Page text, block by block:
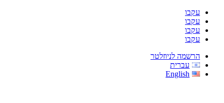
עקבו
עקבו
עקבו
עקבו
הרשמה לניוזלטר
עברית
English